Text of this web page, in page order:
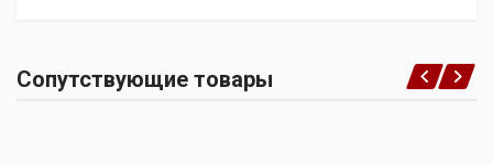
Сопутствующие товары